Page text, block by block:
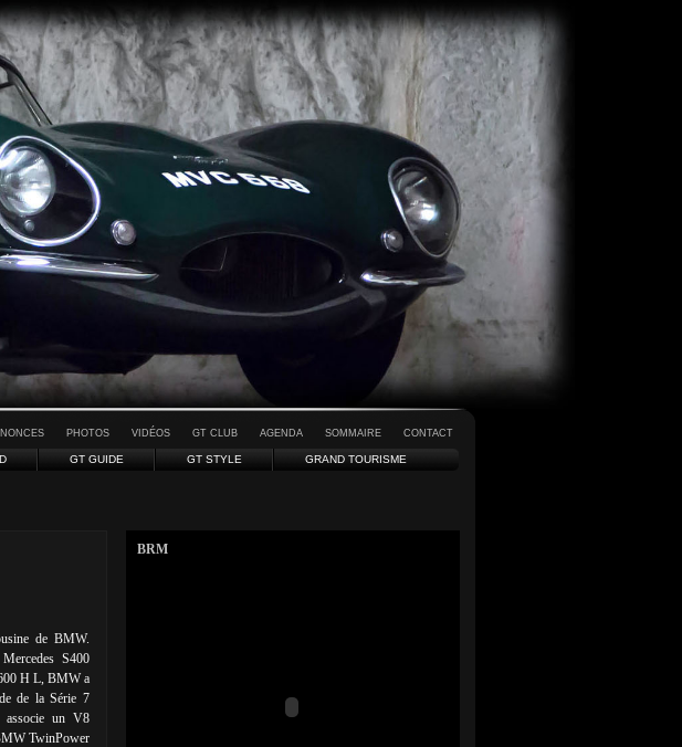
PHOTOS VIDÉOS GT CLUB AGENDA SOMMAIRE CONTACT
GT GUIDE GT STYLE GRAND TOURISME
de BMW.
S400
H L, BMW a
de la Série 7
un V8
TwinPower
BRM